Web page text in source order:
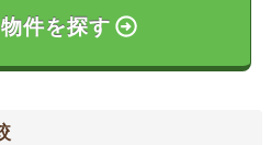
件を探す